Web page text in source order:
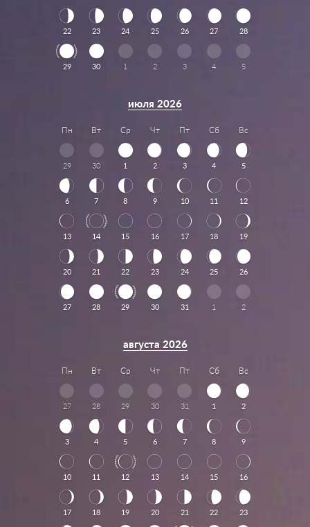
22 23 24 25 26 27 28
29 30 1 2 3 4 5
июля 2026
Пн Вт Ср Чт Пт Сб Вс
29 30 1 2 3 4 5
6 7 8 9 10 11 12
13 14 15 16 17 18 19
20 21 22 23 24 25 26
27 28 29 30 31 1 2
августа 2026
Пн Вт Ср Чт Пт Сб Вс
27 28 29 30 31 1 2
3 4 5 6 7 8 9
10 11 12 13 14 15 16
17 18 19 20 21 22 23